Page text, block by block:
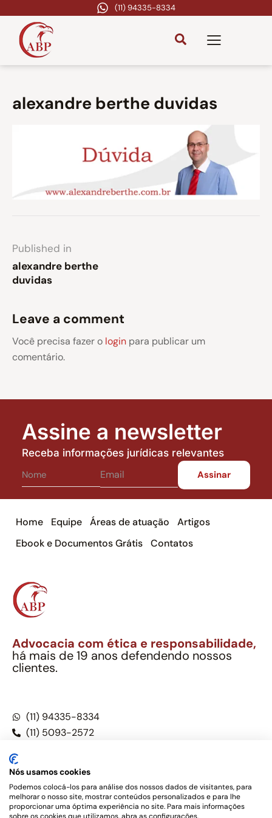
(11) 94335-8334
alexandre berthe duvidas
Published in
alexandre berthe
duvidas
Leave a comment
Você precisa fazer o login para publicar um
comentário.
Assine a newsletter
Receba informações jurídicas relevantes
Home Equipe Áreas de atuação
Artigos
Ebook e Documentos Grátis
Contatos
Advocacia com ética e responsabilidade,
há mais de 19 anos defendendo nossos
clientes.
(11) 94335-8334
(11) 5093-2572
Este site não é um produto Meta Platforms, Inc., Google LLC,
tampouco oferece serviços públicos oficiais. Somos um
Nós usamos cookies
Podemos colocá-los para análise dos nossos dados de visitantes, para
melhorar o nosso site, mostrar conteúdos personalizados e para lhe
proporcionar uma óptima experiência no site. Para mais informações